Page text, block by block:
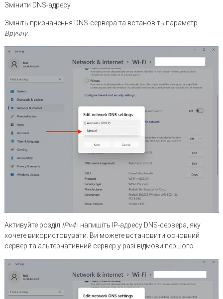
Змінити DNS-адресу
Змініть призначення DNS-сервера та встановіть параметр
Вручну.
Активуйте розділ IPv4і напишіть IP-адресу DNS-сервера, яку
хочете використовувати. Ви можете встановити основний
сервер та альтернативний сервер у разі відмови першого.